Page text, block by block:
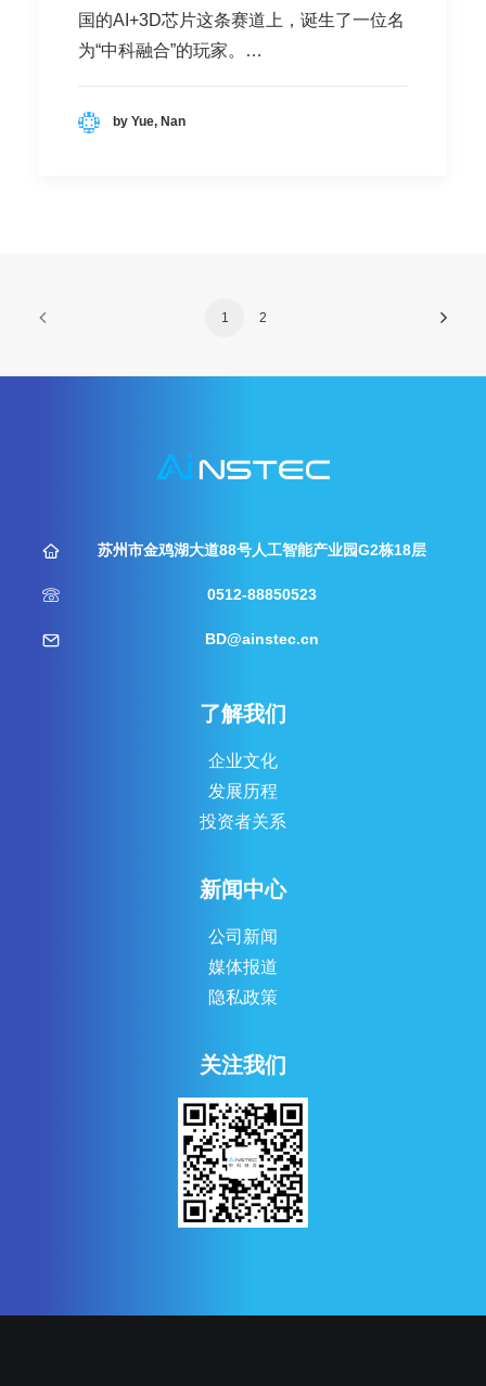
国的AI+3D芯片这条赛道上，诞生了一位名
为“中科融合”的玩家。…
by Yue, Nan
1 2
苏州市金鸡湖大道88号人工智能产业园G2栋18层
0512-88850523
BD@ainstec.cn
了解我们
企业文化
发展历程
投资者关系
新闻中心
公司新闻
媒体报道
隐私政策
关注我们